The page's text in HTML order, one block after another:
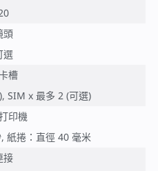
頭
選
槽
SIM x 最多 2 (可選)
印機
紙捲：直徑 40 毫米
接